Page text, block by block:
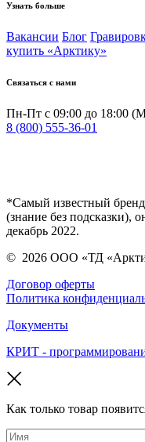
Узнать больше
Вакансии Блог
купить «Арктику»
Связаться с нами
Пн-Пт с 09:00 до 18:00
8 (800) 555-36-01
*Самый известный
(знание без подсказки),
декабрь 2022.
© 2026 ООО «ТД
Договор оферты
Политика
Документы
КРИТ -
Как только товар